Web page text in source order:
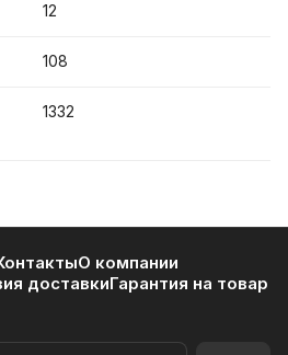
12
108
1332
О компании
доставкиГарантия на товар